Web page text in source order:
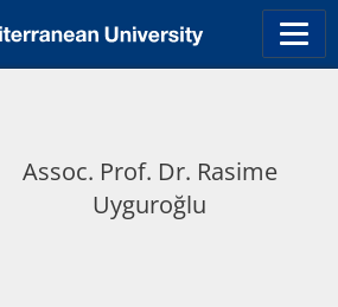
Assoc. Prof. Dr. Rasime
Uyguroğlu